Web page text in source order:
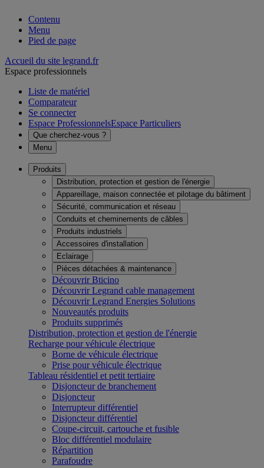
Contenu
Menu
Pied de page
Accueil du site legrand.fr
Espace professionnels
Liste de matériel
Comparateur
Se connecter
Espace ProfessionnelsEspace Particuliers
Que cherchez-vous ?
Menu
Produits
Distribution, protection et gestion de l'énergie
Appareillage, maison connectée et pilotage du bâtiment
Sécurité, communication et réseau
Conduits et cheminements de câbles
Produits industriels
Accessoires d'installation
Eclairage
Pièces détachées & maintenance
Découvrir Bticino
Découvrir Legrand cable management
Découvrir Legrand Energies Solutions
Nouveautés produits
Produits supprimés
Distribution, protection et gestion de l'énergie
Recharge pour véhicule électrique
Borne de véhicule électrique
Prise pour véhicule électrique
Tableau résidentiel et petit tertiaire
Disjoncteur de branchement
Disjoncteur
Interrupteur différentiel
Disjoncteur différentiel
Coupe-circuit, cartouche et fusible
Bloc différentiel modulaire
Répartition
Parafoudre